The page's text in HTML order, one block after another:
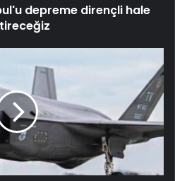
depreme dirençli hale